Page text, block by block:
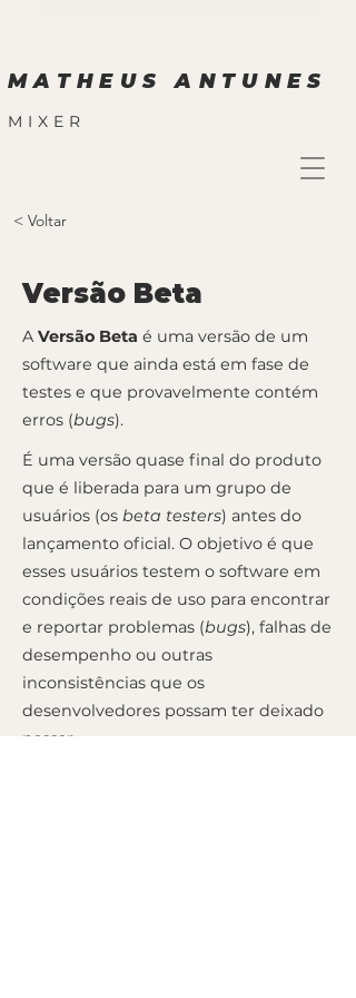
MATHEUS ANTUNES
MIXER
< Voltar
Versão Beta
A Versão Beta é uma versão de um
software que ainda está em fase de
testes e que provavelmente contém
erros (bugs).
É uma versão quase final do produto
que é liberada para um grupo de
usuários (os beta testers) antes do
lançamento oficial. O objetivo é que
esses usuários testem o software em
condições reais de uso para encontrar
e reportar problemas (bugs), falhas de
desempenho ou outras
inconsistências que os
desenvolvedores possam ter deixado
passar.